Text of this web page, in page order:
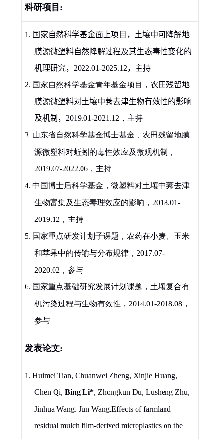
科研项目 :
1. 国家自然科学基金面上项目，土壤中可降解地
膜源微塑料自然降解过程及其生态毒性变化的
机理研究，2022.01-2025.12，主持
2. 国家自然科学基金青年基金项目， 农田残留地
膜源微塑料对土壤中莠去津生物有效性的影响
及机制，2019.01-2021.12 ，主持
3. 山东省自然科学基金博士基金，农田残留地膜
源微塑料对蚯蚓的毒性效应及微观机制，
2019.07-2022.06 ，主持
4. 中国博士后科学基金，微塑料对土壤中莠去津
生物富集及生态毒理效应的影响，2018.01-
2019.12 ，主持
5. 国家重点研发计划子课题，农药在小麦、玉米
和苹果中的传输与分布规律，2017.07-
2020.02 ，参与
6. 国家重点基础研究发展计划课题，土壤复合有
机污染过程与生物有效性，2014.01-2018.08 ，
参与
发表论文:
1. Huimei Tian, Chuanwei Zheng, Xinjie Huang,
Chen Qi,Bing Li*, Zhongkun Du, Lusheng Zhu,
Jinhua Wang, Jun Wang,Effects of farmland
residual mulch film-derived microplastics on the